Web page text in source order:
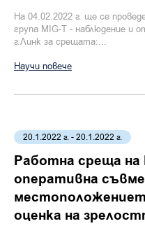
На 04.02.2022 г. ще се
група MIG-T - наблюдение и
г.Линк за срещата:...
Научи повече
20.1.2022 г. - 20.1.2022 г.
Работна среща на
оперативна
оценка на